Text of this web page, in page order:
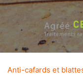
Anti-cafards et